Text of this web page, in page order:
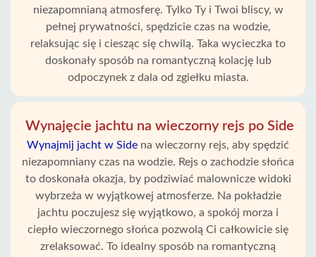
niezapomnianą atmosferę. Tylko Ty i Twoi bliscy, w
pełnej prywatności, spędzicie czas na wodzie,
relaksując się i ciesząc się chwilą. Taka wycieczka to
doskonały sposób na romantyczną kolację lub
odpoczynek z dala od zgiełku miasta.
Wynajęcie jachtu na wieczorny rejs po Side
Wynajmij jacht w Side na wieczorny rejs, aby spędzić
niezapomniany czas na wodzie. Rejs o zachodzie słońca
to doskonała okazja, by podziwiać malownicze widoki
wybrzeża w wyjątkowej atmosferze. Na pokładzie
jachtu poczujesz się wyjątkowo, a spokój morza i
ciepło wieczornego słońca pozwolą Ci całkowicie się
zrelaksować. To idealny sposób na romantyczną